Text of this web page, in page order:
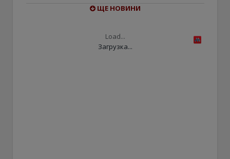
ЩЕ НОВИНИ
Load...
Загрузка...